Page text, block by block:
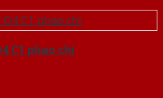
C1 phao chi